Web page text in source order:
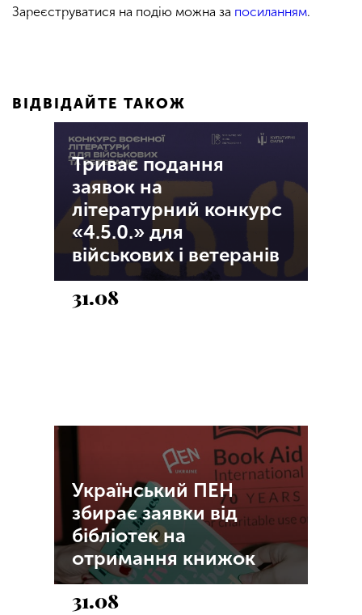
Зареєструватися на подію можна за посиланням.
ВІДВІДАЙТЕ ТАКОЖ
Триває подання
заявок на
літературний конкурс
«4.5.0.» для
військових і ветеранів
31.08
Український ПЕН
збирає заявки від
бібліотек на
отримання книжок
31.08